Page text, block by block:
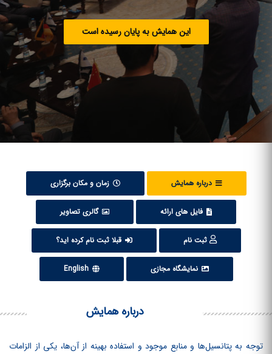
این همایش به پایان رسیده است
درباره همایش زمان و مکان برگزاری
فایل های ارائه گالری تصاویر
ثبت نام قبلا ثبت نام کرده اید؟
نمایشگاه مجازی English
درباره همایش
توجه به پتانسیل‌ها و منابع موجود و استفاده بهینه از آن‌ها، یکی از الزامات